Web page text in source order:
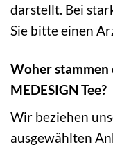
darstellt. Bei
Sie bitte einen
Woher
MEDESIGN Tee?
Wir beziehen
ausgewählten